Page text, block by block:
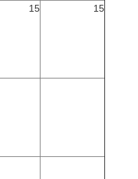
15 15